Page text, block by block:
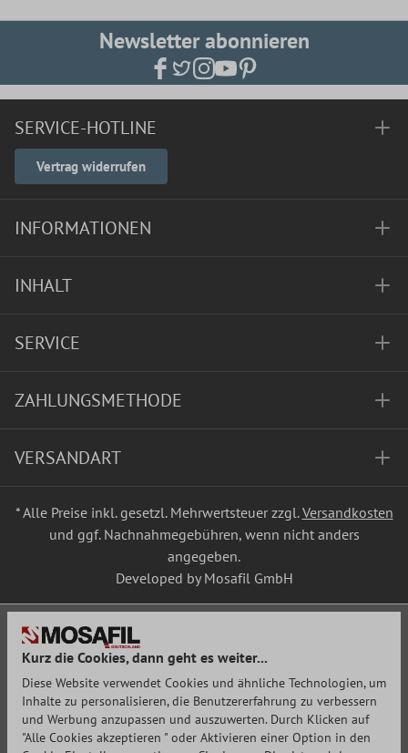
Newsletter abonnieren
SERVICE-HOTLINE
Vertrag widerrufen
INFORMATIONEN
INHALT
SERVICE
ZAHLUNGSMETHODE
VERSANDART
* Alle Preise inkl. gesetzl. Mehrwertsteuer zzgl.Versandkosten
und ggf. Nachnahmegebühren, wenn nicht anders
angegeben.
Developed by Mosafil GmbH
Kurz die Cookies, dann geht es weiter...
Diese Website verwendet Cookies und ähnliche Technologien, um
Inhalte zu personalisieren, die Benutzererfahrung zu verbessern
und Werbung anzupassen und auszuwerten. Durch Klicken auf
"Alle Cookies akzeptieren " oder Aktivieren einer Option in den